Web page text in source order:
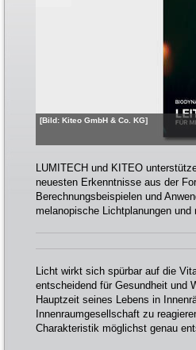
[Bild: Kiteo GmbH & Co. KG]
LUMITECH und KITEO
neuesten Erkenntnisse aus der
Berechnungsbeispielen und
melanopische Lichtplanungen und
Licht wirkt sich spürbar auf die
entscheidend für Gesundheit und
Hauptzeit seines Lebens in
Innenraumgesellschaft zu
Charakteristik möglichst genau